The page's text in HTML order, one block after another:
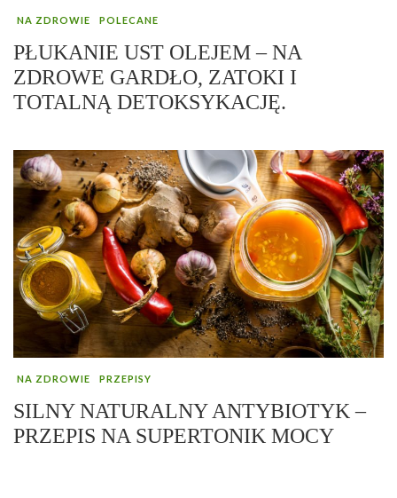
NA ZDROWIE POLECANE
PŁUKANIE UST OLEJEM – NA
ZDROWE GARDŁO, ZATOKI I
TOTALNĄ DETOKSYKACJĘ.
NA ZDROWIE PRZEPISY
SILNY NATURALNY ANTYBIOTYK –
PRZEPIS NA SUPERTONIK MOCY